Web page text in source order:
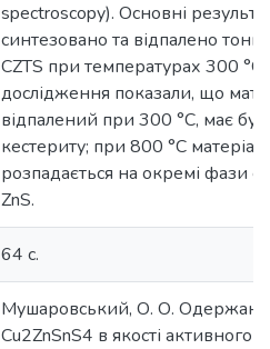
spectroscopy). Основні
синтезовано та відпалено тонкі
CZTS при температурах 300 °С
дослідження показали, що
відпалений при 300 °С, має
кестериту; при 800 °С матеріал
розпадається на окремі фази
ZnS.
64 с.
Мушаровський, О. О.
Cu2ZnSnS4 в якості активного